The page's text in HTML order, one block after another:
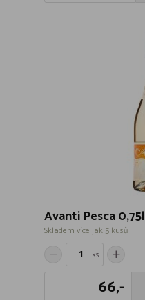
Avanti Pesca 0,75l
Skladem více jak 5 kusů
ks
66,-